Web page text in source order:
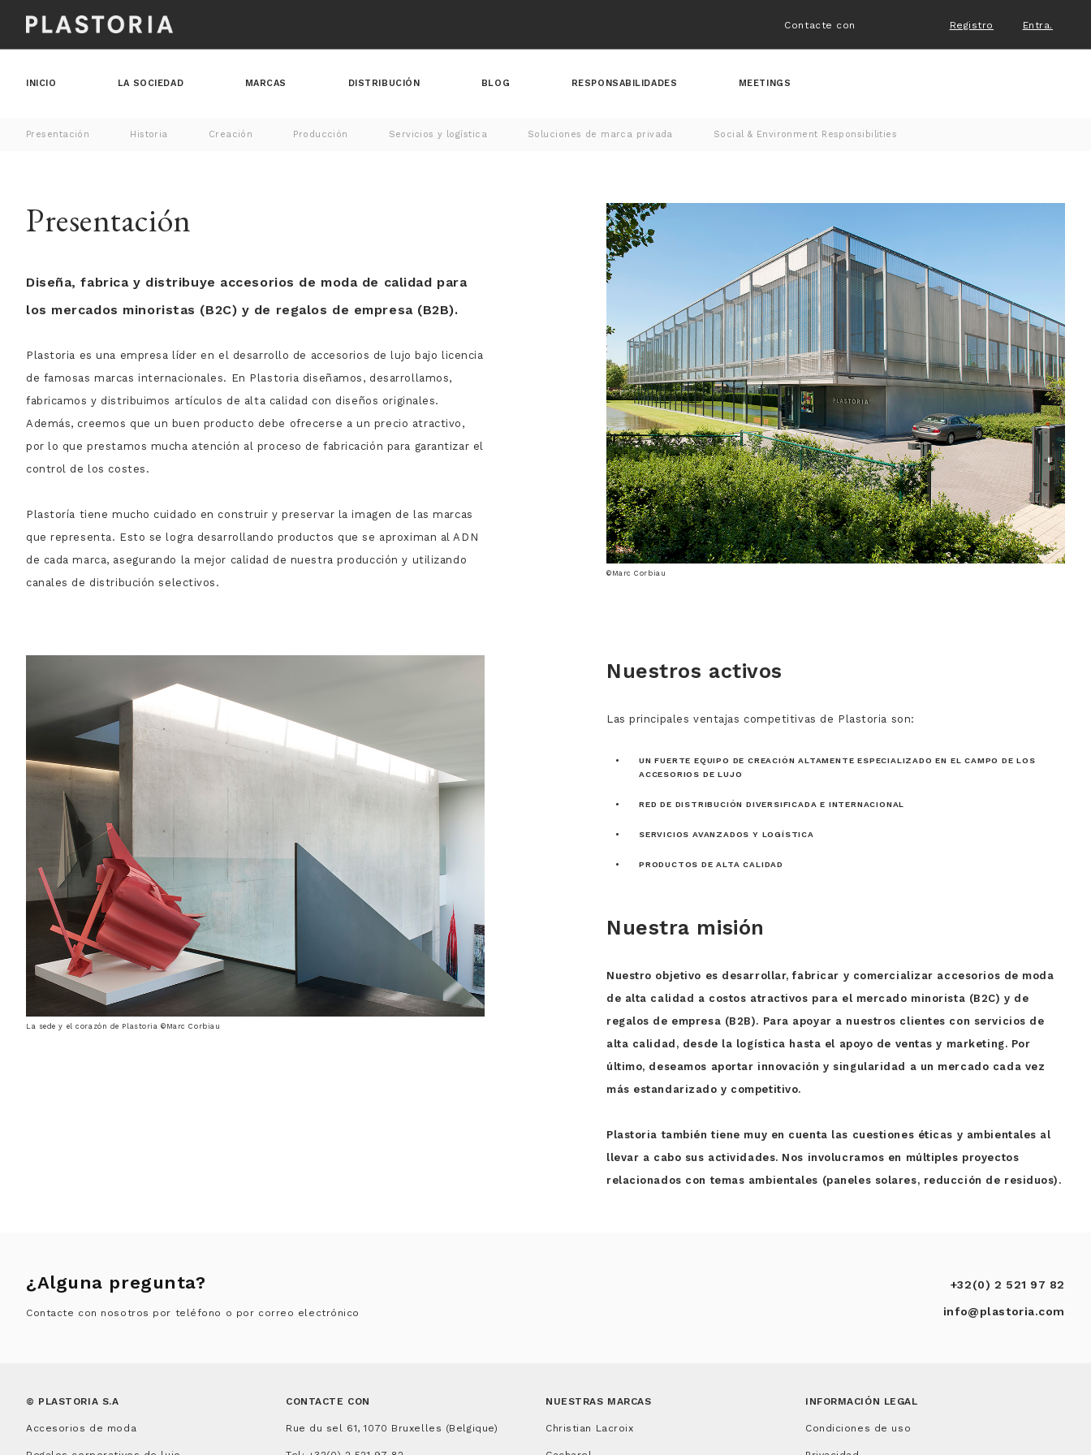
Contacte con Registro Entra.
INICIO LA SOCIEDAD MARCAS DISTRIBUCIÓN BLOG RESPONSABILIDADES MEETINGS
Presentación Historia Creación Producción Servicios y logística Soluciones de marca privada Social & Environment Responsibilities
Presentación
Diseña, fabrica y distribuye accesorios de moda de calidad para
los mercados minoristas (B2C) y de regalos de empresa (B2B).
Plastoria es una empresa líder en el desarrollo de accesorios de lujo bajo licencia
de famosas marcas internacionales. En Plastoria diseñamos, desarrollamos,
fabricamos y distribuimos artículos de alta calidad con diseños originales.
Además, creemos que un buen producto debe ofrecerse a un precio atractivo,
por lo que prestamos mucha atención al proceso de fabricación para garantizar el
control de los costes.
Plastoría tiene mucho cuidado en construir y preservar la imagen de las marcas
que representa. Esto se logra desarrollando productos que se aproximan al ADN
de cada marca, asegurando la mejor calidad de nuestra producción y utilizando
canales de distribución selectivos.
©Marc Corbiau
La sede y el corazón de Plastoria ©Marc Corbiau
Nuestros activos
Las principales ventajas competitivas de Plastoria son:
UN FUERTE EQUIPO DE CREACIÓN ALTAMENTE ESPECIALIZADO EN EL CAMPO DE LOS
ACCESORIOS DE LUJO
RED DE DISTRIBUCIÓN DIVERSIFICADA E INTERNACIONAL
SERVICIOS AVANZADOS Y LOGÍSTICA
PRODUCTOS DE ALTA CALIDAD
Nuestra misión
Nuestro objetivo es desarrollar, fabricar y comercializar accesorios de moda
de alta calidad a costos atractivos para el mercado minorista (B2C) y de
regalos de empresa (B2B). Para apoyar a nuestros clientes con servicios de
alta calidad, desde la logística hasta el apoyo de ventas y marketing. Por
último, deseamos aportar innovación y singularidad a un mercado cada vez
más estandarizado y competitivo.
Plastoria también tiene muy en cuenta las cuestiones éticas y ambientales al
llevar a cabo sus actividades. Nos involucramos en múltiples proyectos
relacionados con temas ambientales (paneles solares, reducción de residuos).
¿Alguna pregunta?
Contacte con nosotros por teléfono o por correo electrónico
+32(0) 2 521 97 82
info@plastoria.com
© PLASTORIA S.A
Accesorios de moda
CONTACTE CON
Rue du sel 61, 1070 Bruxelles (Belgique)
NUESTRAS MARCAS
Christian Lacroix
INFORMACIÓN LEGAL
Condiciones de uso